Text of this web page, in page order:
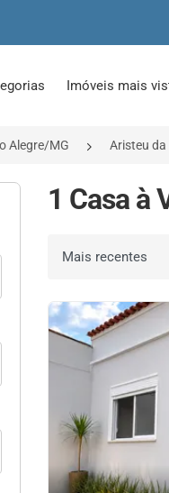
Imóveis mais
Alegre/MG Aristeu da
1 Casa à
Ordenar por